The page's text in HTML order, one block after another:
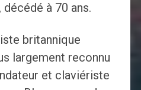
à 70 ans.
britannique
largement reconnu
et claviériste